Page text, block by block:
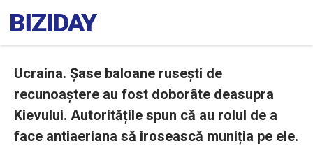
Ucraina. Șase baloane rusești de
recunoaștere au fost doborâte deasupra
Kievului. Autoritățile spun că au rolul de a
face antiaeriana să irosească muniția pe ele.